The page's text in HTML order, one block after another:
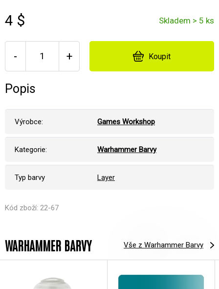
4 $ Skladem > 5 ks
- + Koupit
Popis
Výrobce: Games Workshop
Kategorie: Warhammer Barvy
Typ barvy Layer
Kód zboží: 22-67
WARHAMMER BARVY Vše z Warhammer Barvy